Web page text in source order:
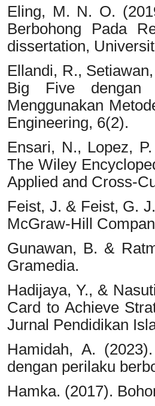
Eling, M. N. O.
Berbohong Pada
dissertation,
Ellandi, R.,
Big Five dengan
Menggunakan
Engineering, 6(2).
Ensari, N., Lopez,
The Wiley
Applied and Cross-
Feist, J. & Feist, G.
McGraw-Hill
Gunawan, B. &
Gramedia.
Hadijaya, Y., &
Card to Achieve
Jurnal Pendidikan
Hamidah, A.
dengan perilaku
Hamka. (2017).